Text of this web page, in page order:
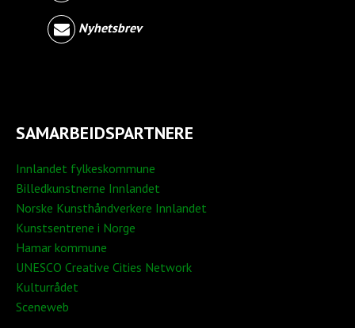
Nyhetsbrev
SAMARBEIDSPARTNERE
Innlandet fylkeskommune
Billedkunstnerne Innlandet
Norske Kunsthåndverkere Innlandet
Kunstsentrene i Norge
Hamar kommune
UNESCO Creative Cities Network
Kulturrådet
Sceneweb